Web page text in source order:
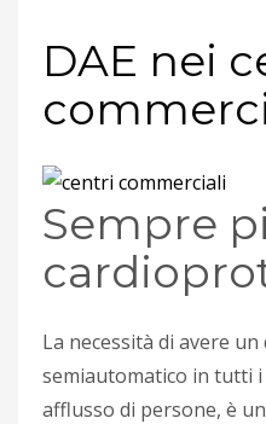
DAE nei
Sempre
La necessità di avere
semiautomatico in tutti
afflusso di persone, è